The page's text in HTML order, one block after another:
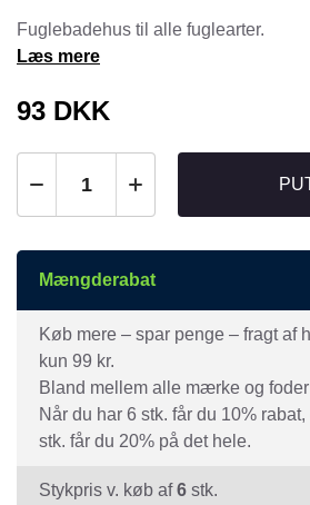
Fuglebadehus til alle fuglearter.
Læs mere
93 DKK
Mængderabat
Køb mere – spar penge – fragt af
kun 99 kr.
Bland mellem alle mærke og
Når du har 6 stk. får du 10%
stk. får du 20% på det hele.
Stykpris v. køb af6 stk.